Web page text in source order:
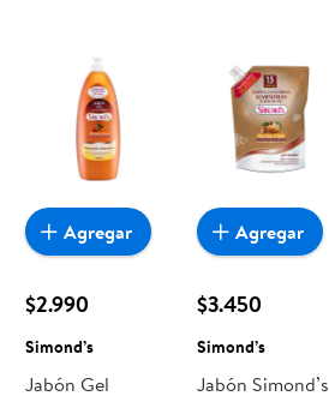
$2.990
Simond’s
Jabón Gel
Agregar
$3.450
Simond’s
Jabón Simond’s
Agregar